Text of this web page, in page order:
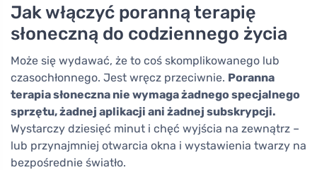
Jak włączyć poranną terapię
słoneczną do codziennego życia
Może się wydawać, że to coś skomplikowanego lub
czasochłonnego. Jest wręcz przeciwnie. Poranna
terapia słoneczna nie wymaga żadnego specjalnego
sprzętu, żadnej aplikacji ani żadnej subskrypcji.
Wystarczy dziesięć minut i chęć wyjścia na zewnątrz –
lub przynajmniej otwarcia okna i wystawienia twarzy na
bezpośrednie światło.